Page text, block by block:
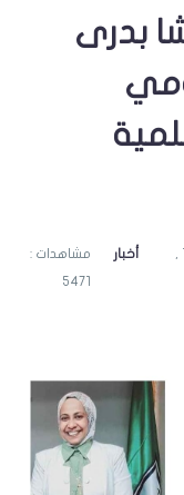
بدرى
أخبار مشاهدات :
5471